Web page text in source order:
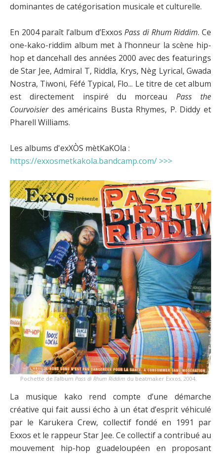
dominantes de catégorisation musicale et culturelle.
En 2004 paraît l’album d’ExxosPass di Rhum Riddim. Ce
one-kako-riddim album met à l’honneur la scène hip-
hop et dancehall des années 2000 avec des featurings
de Star Jee, Admiral T, Riddla, Krys, Nèg Lyrical, Gwada
Nostra, Tiwoni, Féfé Typical, Flo... Le titre de cet album
est directement inspiré du morceau Pass the
Courvoisierdes américains Busta Rhymes, P. Diddy et
Pharell Williams.
Les albums d'exXÒS mètKaKOla :
https://exxosmetkakola.bandcamp.com/ >>>
Pochette de l’album Pass di Rhum Riddim du beatmaker Exxos, 2004.
La musique kako rend compte d’une démarche
créative qui fait aussi écho à un état d’esprit véhiculé
par le Karukera Crew, collectif fondé en 1991 par
Exxos et le rappeur Star Jee. Ce collectif a contribué au
mouvement hip-hop guadeloupéen en proposant